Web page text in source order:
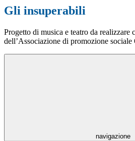
Gli insuperabili
Progetto di musica e teatro da realizzare
dell’Associazione di promozione
navigazione